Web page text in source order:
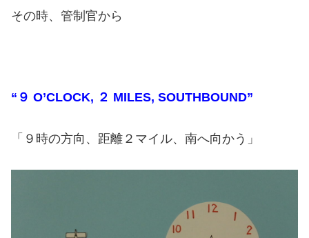
その時、管制官から
“９ O’CLOCK, ２ MILES, SOUTHBOUND”
「９時の方向、距離２マイル、南へ向かう」